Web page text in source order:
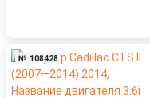
№ 108428